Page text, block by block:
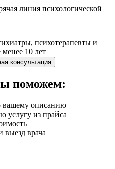
линия психологической
психотерапевты и
10 лет
консультация
поможем:
вашему описанию
услугу из прайса
выезд врача